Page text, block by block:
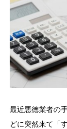
最近悪徳業者の
どに突然来て「